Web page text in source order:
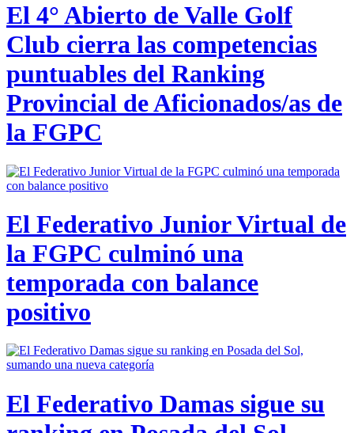
El 4° Abierto de Valle Golf
Club cierra las competencias
puntuables del Ranking
Provincial de Aficionados/as de
la FGPC
El Federativo Junior Virtual de
la FGPC culminó una
temporada con balance
positivo
El Federativo Damas sigue su